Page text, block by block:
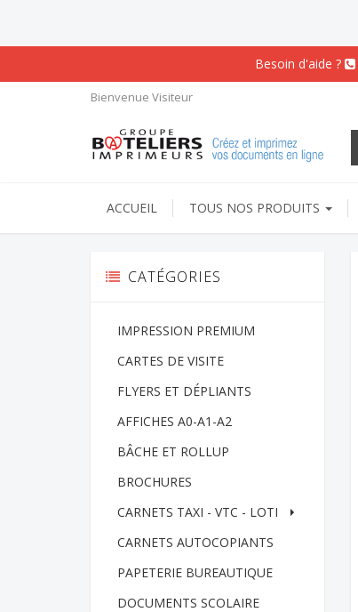
Besoin d'aide ?
Bienvenue Visiteur
ACCUEIL TOUS NOS PRODUITS
CATÉGORIES
IMPRESSION PREMIUM
CARTES DE VISITE
FLYERS ET DÉPLIANTS
AFFICHES A0-A1-A2
BÂCHE ET ROLLUP
BROCHURES
CARNETS TAXI - VTC - LOTI
CARNETS AUTOCOPIANTS
PAPETERIE BUREAUTIQUE
DOCUMENTS SCOLAIRE